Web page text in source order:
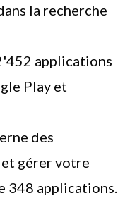
la recherche
applications
Play et
des
gérer votre
348 applications.